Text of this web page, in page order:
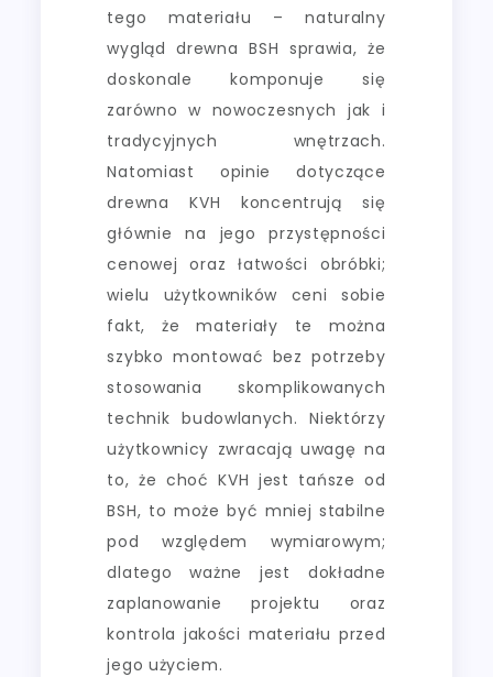
tego materiału – naturalny
wygląd drewna BSH sprawia, że
doskonale komponuje się
zarówno w nowoczesnych jak i
tradycyjnych wnętrzach.
Natomiast opinie dotyczące
drewna KVH koncentrują się
głównie na jego przystępności
cenowej oraz łatwości obróbki;
wielu użytkowników ceni sobie
fakt, że materiały te można
szybko montować bez potrzeby
stosowania skomplikowanych
technik budowlanych. Niektórzy
użytkownicy zwracają uwagę na
to, że choć KVH jest tańsze od
BSH, to może być mniej stabilne
pod względem wymiarowym;
dlatego ważne jest dokładne
zaplanowanie projektu oraz
kontrola jakości materiału przed
jego użyciem.